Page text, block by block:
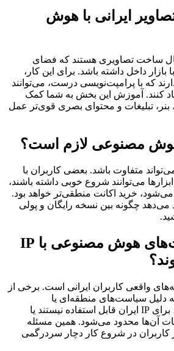
ایرانی با هوش
ساخت تصاویری هستند که فضای
بازار داخل داشته باشد. برای این کار،
که با پرامپت‌نویسی درست، می‌توانند
کنند. آموزش این بخش به شما کمک
تبلیغات و محتوای بصری قوی‌تر عمل
هوش مصنوعی لازم است؟
متفاوت باشد. بعضی کاربران با
می‌توانند شروع خوبی داشته باشند،
می‌شود، خرید اکانت منطقی‌تر خواهد بود.
چگونه بین نسخه رایگان و پولی
چرا بعضی سایت‌های هوش مصنوعی با IP
واقعی کاربران ایرانی است. برخی از
دلیل سیاست‌های منطقه‌ای یا
محدودیت‌های دسترسی، برای IP ایران قابل استفاده نیستند یا
آن‌ها محدود می‌شود. همین مسئله
در شروع کار دچار سردرگمی